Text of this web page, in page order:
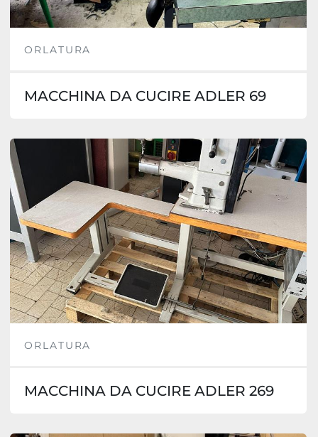
ORLATURA
MACCHINA DA CUCIRE ADLER 69
ORLATURA
MACCHINA DA CUCIRE ADLER 269